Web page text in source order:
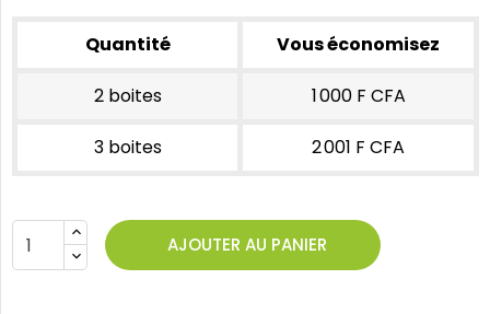
Quantité Vous économisez
2 boites 1 000 F CFA
3 boites 2 001 F CFA
AJOUTER AU PANIER